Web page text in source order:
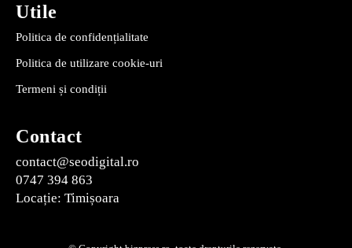
Utile
Politica de confidențialitate
Politica de utilizare cookie-uri
Termeni și condiții
Contact
contact@seodigital.ro
0747 394 863
Locație: Timișoara